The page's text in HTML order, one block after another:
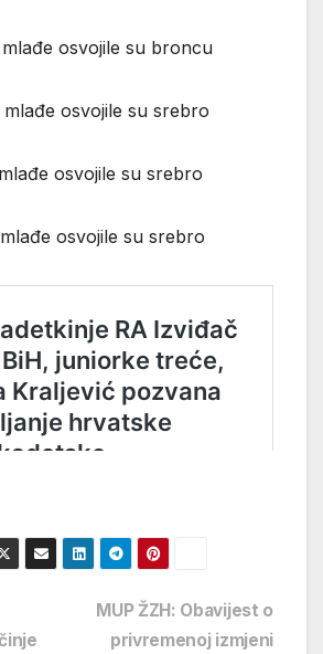
osvojile su broncu
osvojile su srebro
osvojile su srebro
osvojile su srebro
MUP ŽZH: Obavijest o
privremenoj izmjeni